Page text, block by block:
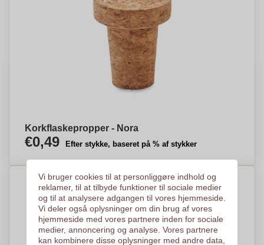
Korkflaskepropper - Nora
€0,49 Efter stykke, baseret på % af stykker
Vi bruger cookies til at personliggøre indhold og
reklamer, til at tilbyde funktioner til sociale medier
og til at analysere adgangen til vores hjemmeside.
Vi deler også oplysninger om din brug af vores
hjemmeside med vores partnere inden for sociale
medier, annoncering og analyse. Vores partnere
kan kombinere disse oplysninger med andre data,